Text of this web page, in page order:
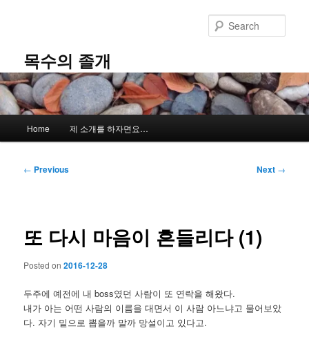
content목수의 졸개
Home 제 소개를 하자면요…
Post
← Previous Next →
또 다시 마음이 흔들리다 (1)
Posted on2016-12-28
두주에 예전에 내 boss였던 사람이 또 연락을 해왔다.
내가 아는 어떤 사람의 이름을 대면서 이 사람 아느냐고 물어보았
다. 자기 밑으로 뽑을까 말까 망설이고 있다고.